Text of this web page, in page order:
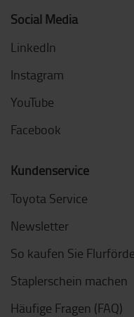
Social Media
LinkedIn
Instagram
YouTube
Facebook
Kundenservice
Toyota Service
Newsletter
So kaufen Sie
Staplerschein machen
Häufige Fragen (FAQ)